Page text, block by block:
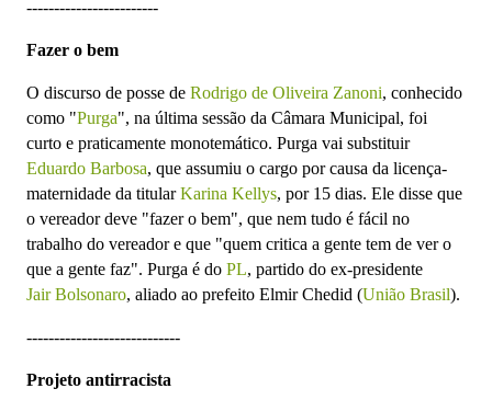
------------------------
Fazer o bem
O discurso de posse de Rodrigo de Oliveira Zanoni, conhecido
como "Purga", na última sessão da Câmara Municipal, foi
curto e praticamente monotemático. Purga vai substituir
Eduardo Barbosa, que assumiu o cargo por causa da licença-
maternidade da titularKarina Kellys, por 15 dias. Ele disse que
o vereador deve "fazer o bem", que nem tudo é fácil no
trabalho do vereador e que "quem critica a gente tem de ver o
que a gente faz". Purga é do PL, partido do ex-presidente
Jair Bolsonaro, aliado ao prefeito Elmir Chedid (União Brasil).
----------------------------
Projeto antirracista